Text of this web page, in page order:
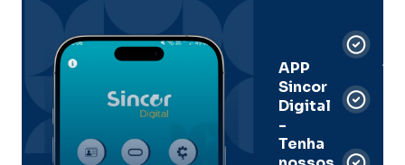
APP
Sincor
Digital
-
Tenha